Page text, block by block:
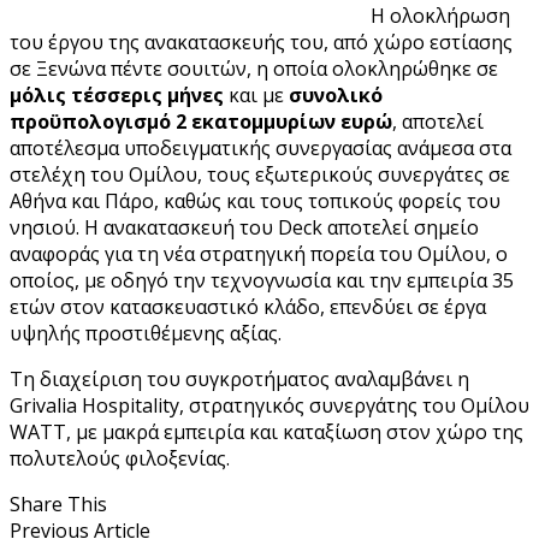
Η ολοκλήρωση
του έργου της ανακατασκευής του, από χώρο εστίασης
σε Ξενώνα πέντε σουιτών, η οποία ολοκληρώθηκε σε
μόλις τέσσερις μήνες και με συνολικό
προϋπολογισμό 2 εκατομμυρίων ευρώ, αποτελεί
αποτέλεσμα υποδειγματικής συνεργασίας ανάμεσα στα
στελέχη του Ομίλου, τους εξωτερικούς συνεργάτες σε
Αθήνα και Πάρο, καθώς και τους τοπικούς φορείς του
νησιού. Η ανακατασκευή του Deck αποτελεί σημείο
αναφοράς για τη νέα στρατηγική πορεία του Ομίλου, ο
οποίος, με οδηγό την τεχνογνωσία και την εμπειρία 35
ετών στον κατασκευαστικό κλάδο, επενδύει σε έργα
υψηλής προστιθέμενης αξίας.
Τη διαχείριση του συγκροτήματος αναλαμβάνει η
Grivalia Hospitality, στρατηγικός συνεργάτης του Ομίλου
WATT, με μακρά εμπειρία και καταξίωση στον χώρο της
πολυτελούς φιλοξενίας.
Share This
Previous Article